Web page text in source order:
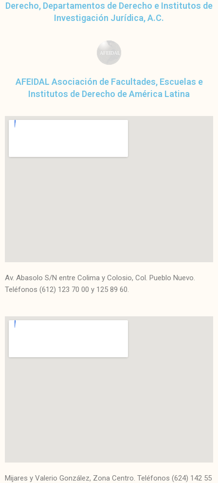
Derecho, Departamentos de Derecho e Institutos de
Investigación Jurídica, A.C.
AFEIDAL
AFEIDAL Asociación de Facultades, Escuelas e
Institutos de Derecho de América Latina
Av. Abasolo S/N entre Colima y Colosio, Col. Pueblo Nuevo.
Teléfonos (612) 123 70 00 y 125 89 60.
Mijares y Valerio González, Zona Centro. Teléfonos (624) 142 55